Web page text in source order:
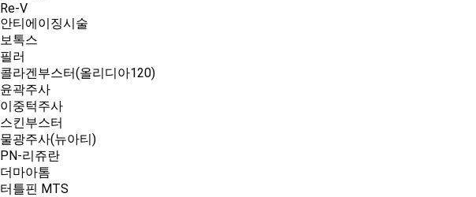
Re-V
안티에이징시술
보톡스
필러
콜라겐부스터(올리디아120)
윤곽주사
이중턱주사
스킨부스터
물광주사(뉴아티)
PN-리쥬란
더마아톰
터틀핀 MTS